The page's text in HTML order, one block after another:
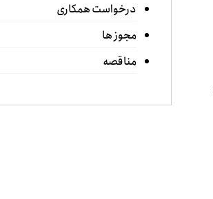
درخواست همکاری
مجوز ها
مناقصه